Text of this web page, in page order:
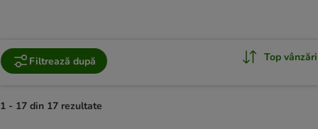
Filtrează după Top vânzări
1 - 17 din 17 rezultate